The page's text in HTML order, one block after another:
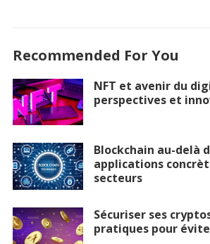
Recommended For You
NFT et avenir du
perspectives et
Blockchain au-delà
applications
secteurs
Sécuriser ses
pratiques pour